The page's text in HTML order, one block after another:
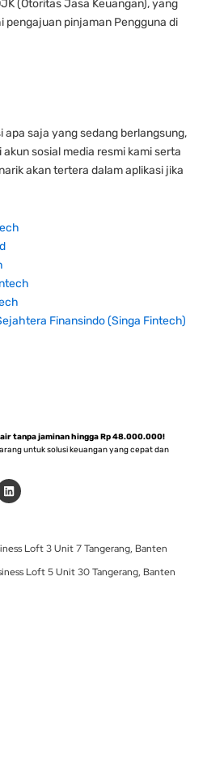
(Otoritas Jasa Keuangan), yang
pengajuan pinjaman Pengguna di
saja yang sedang berlangsung,
sosial media resmi kami serta
akan tertera dalam aplikasi jika
Finansindo (Singa Fintech)
tanpa jaminan hingga Rp 48.000.000!
untuk solusi keuangan yang cepat dan
L
i
n
i
Loft 3 Unit 7 Tangerang, Banten
Loft 5 Unit 30 Tangerang, Banten